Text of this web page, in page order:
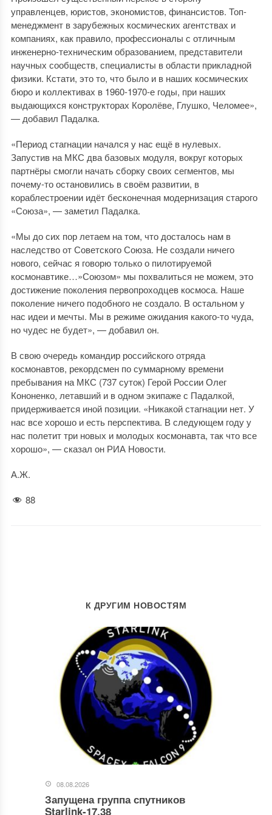
управленцев, юристов, экономистов, финансистов. Топ-
менеджмент в зарубежных космических агентствах и
компаниях, как правило, профессионалы с отличным
инженерно-техническим образованием, представители
научных сообществ, специалисты в области прикладной
физики. Кстати, это то, что было и в наших космических
бюро и коллективах в 1960-1970-е годы, при наших
выдающихся конструкторах Королёве, Глушко, Челомее»,
— добавил Падалка.
«Период стагнации начался у нас ещё в нулевых.
Запустив на МКС два базовых модуля, вокруг которых
партнёры смогли начать сборку своих сегментов, мы
почему-то остановились в своём развитии, в
кораблестроении идёт бесконечная модернизация старого
«Союза», — заметил Падалка.
«Мы до сих пор летаем на том, что досталось нам в
наследство от Советского Союза. Не создали ничего
нового, сейчас я говорю только о пилотируемой
космонавтике…»Союзом» мы похвалиться не можем, это
достижение поколения первопроходцев космоса. Наше
поколение ничего подобного не создало. В остальном у
нас идеи и мечты. Мы в режиме ожидания какого-то чуда,
но чудес не будет», — добавил он.
В свою очередь командир российского отряда
космонавтов, рекордсмен по суммарному времени
пребывания на МКС (737 суток) Герой России Олег
Кононенко, летавший и в одном экипаже с Падалкой,
придерживается иной позиции. «Никакой стагнации нет. У
нас все хорошо и есть перспектива. В следующем году у
нас полетит три новых и молодых космонавта, так что все
хорошо», — сказал он РИА Новости.
А.Ж.
88
К ДРУГИМ НОВОСТЯМ
08.08.2026
Запущена группа спутников
Starlink-17.38